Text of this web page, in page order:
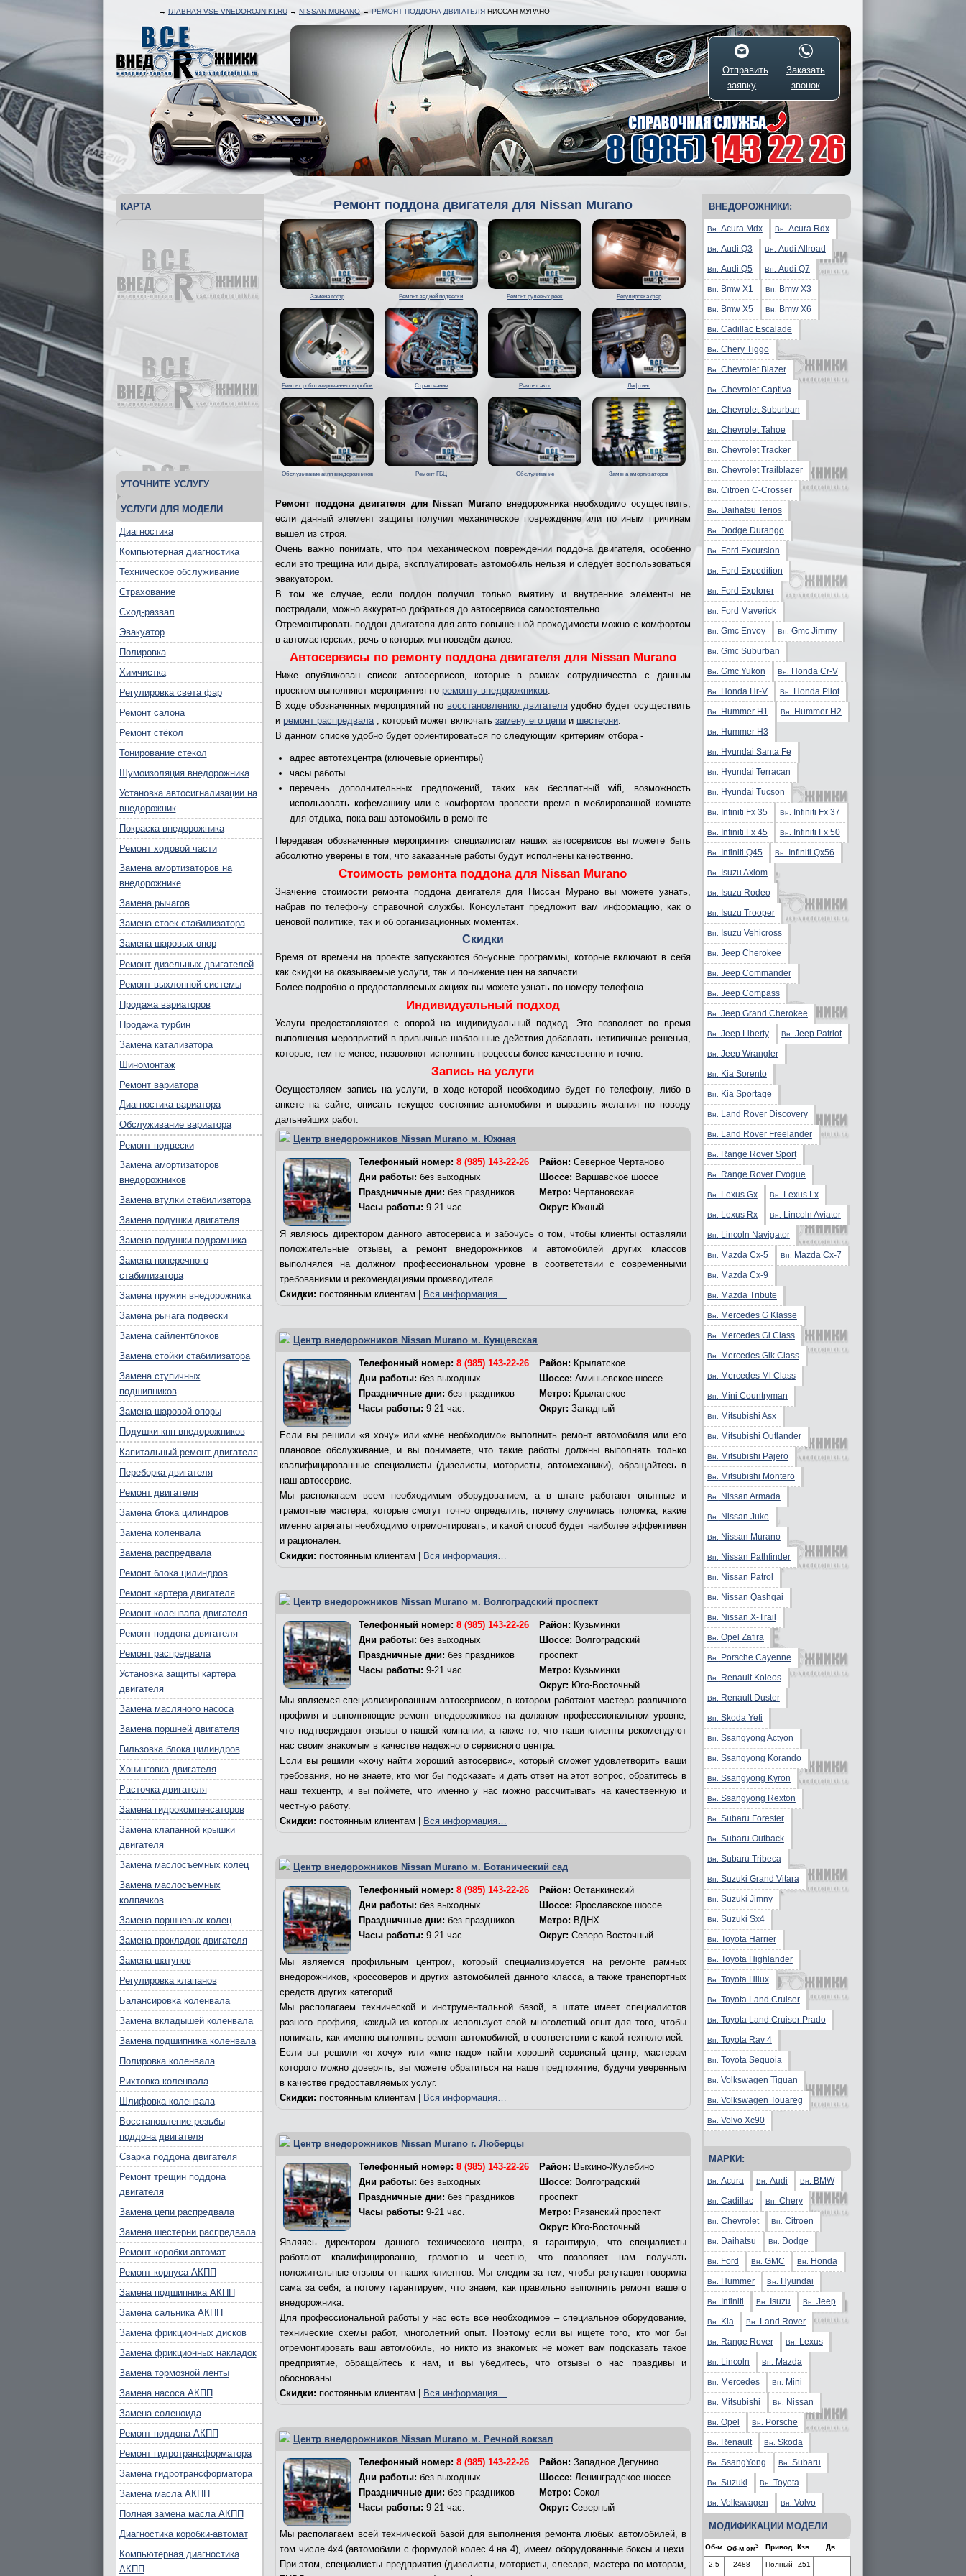
→ ГЛАВНАЯ VSE-VNEDOROJNIKI.RU → NISSAN MURANO → РЕМОНТ ПОДДОНА ДВИГАТЕЛЯ НИССАН МУРАНО
Отправить
заявку
Заказать
звонок
Ремонт поддона двигателя для Nissan Murano
Замена гофр Ремонт задней подвески Ремонт рулевых реек Регулировка фар
Ремонт роботизированных коробок Страхование Ремонт акпп Лифтинг
Обслуживание акпп внедорожников Ремонт ГБЦ Обслуживание Замена амортизаторов
Ремонт поддона двигателя для Nissan Murano внедорожника необходимо осуществить,
если данный элемент защиты получил механическое повреждение или по иным причинам
вышел из строя.
Очень важно понимать, что при механическом повреждении поддона двигателя, особенно
если это трещина или дыра, эксплуатировать автомобиль нельзя и следует воспользоваться
эвакуатором.
В том же случае, если поддон получил только вмятину и внутренние элементы не
пострадали, можно аккуратно добраться до автосервиса самостоятельно.
Отремонтировать поддон двигателя для авто повышенной проходимости можно с комфортом
в автомастерских, речь о которых мы поведём далее.
Автосервисы по ремонту поддона двигателя для Nissan Murano
Ниже опубликован список автосервисов, которые в рамках сотрудничества с данным
проектом выполняют мероприятия поремонту внедорожников.
В ходе обозначенных мероприятий по восстановлению двигателяудобно будет осуществить
иремонт распредвала, который может включатьзамену его цепи и шестерни.
В данном списке удобно будет ориентироваться по следующим критериям отбора -
адрес автотехцентра (ключевые ориентиры)
часы работы
перечень дополнительных предложений, таких как бесплатный wifi, возможность
использовать кофемашину или с комфортом провести время в меблированной комнате
для отдыха, пока ваш автомобиль в ремонте
Передавая обозначенные мероприятия специалистам наших автосервисов вы можете быть
абсолютно уверены в том, что заказанные работы будут исполнены качественно.
Стоимость ремонта поддона для Nissan Murano
Значение стоимости ремонта поддона двигателя для Ниссан Мурано вы можете узнать,
набрав по телефону справочной службы. Консультант предложит вам информацию, как о
ценовой политике, так и об организационных моментах.
Скидки
Время от времени на проекте запускаются бонусные программы, которые включают в себя
как скидки на оказываемые услуги, так и понижение цен на запчасти.
Более подробно о предоставляемых акциях вы можете узнать по номеру телефона.
Индивидуальный подход
Услуги предоставляются с опорой на индивидуальный подход. Это позволяет во время
выполнения мероприятий в привычные шаблонные действия добавлять нетипичные решения,
которые, тем не менее, позволяют исполнить процессы более качественно и точно.
Запись на услуги
Осуществляем запись на услуги, в ходе которой необходимо будет по телефону, либо в
анкете на сайте, описать текущее состояние автомобиля и выразить желания по поводу
дальнейших работ.
Центр внедорожников Nissan Murano м. Южная
Телефонный номер:8 (985) 143-22-26
Дни работы: без выходных
Праздничные дни: без праздников
Часы работы: 9-21 час.
Район: Северное Чертаново
Шоссе: Варшавское шоссе
Метро: Чертановская
Округ: Южный
Я являюсь директором данного автосервиса и забочусь о том, чтобы клиенты оставляли
положительные отзывы, а ремонт внедорожников и автомобилей других классов
выполнялся на должном профессиональном уровне в соответствии с современными
требованиями и рекомендациями производителя.
Скидки: постоянным клиентам | Вся информация…
Центр внедорожников Nissan Murano м. Кунцевская
Телефонный номер:8 (985) 143-22-26
Дни работы: без выходных
Праздничные дни: без праздников
Часы работы: 9-21 час.
Район: Крылатское
Шоссе: Аминьевское шоссе
Метро: Крылатское
Округ: Западный
Если вы решили «я хочу» или «мне необходимо» выполнить ремонт автомобиля или его
плановое обслуживание, и вы понимаете, что такие работы должны выполнять только
квалифицированные специалисты (дизелисты, мотористы, автомеханики), обращайтесь в
наш автосервис.
Мы располагаем всем необходимым оборудованием, а в штате работают опытные и
грамотные мастера, которые смогут точно определить, почему случилась поломка, какие
именно агрегаты необходимо отремонтировать, и какой способ будет наиболее эффективен
и рационален.
Скидки: постоянным клиентам | Вся информация…
Центр внедорожников Nissan Murano м. Волгоградский проспект
Телефонный номер:8 (985) 143-22-26
Дни работы: без выходных
Праздничные дни: без праздников
Часы работы: 9-21 час.
Район: Кузьминки
Шоссе: Волгоградский
проспект
Метро: Кузьминки
Округ: Юго-Восточный
Мы являемся специализированным автосервисом, в котором работают мастера различного
профиля и выполняющие ремонт внедорожников на должном профессиональном уровне,
что подтверждают отзывы о нашей компании, а также то, что наши клиенты рекомендуют
нас своим знакомым в качестве надежного сервисного центра.
Если вы решили «хочу найти хороший автосервис», который сможет удовлетворить ваши
требования, но не знаете, кто мог бы подсказать и дать ответ на этот вопрос, обратитесь в
наш техцентр, и вы поймете, что именно у нас можно рассчитывать на качественную и
честную работу.
Скидки: постоянным клиентам | Вся информация…
Центр внедорожников Nissan Murano м. Ботанический сад
Телефонный номер:8 (985) 143-22-26
Дни работы: без выходных
Праздничные дни: без праздников
Часы работы: 9-21 час.
Район: Останкинский
Шоссе: Ярославское шоссе
Метро: ВДНХ
Округ: Северо-Восточный
Мы являемся профильным центром, который специализируется на ремонте рамных
внедорожников, кроссоверов и других автомобилей данного класса, а также транспортных
средств других категорий.
Мы располагаем технической и инструментальной базой, в штате имеет специалистов
разного профиля, каждый из которых использует свой многолетний опыт для того, чтобы
понимать, как именно выполнять ремонт автомобилей, в соответствии с какой технологией.
Если вы решили «я хочу» или «мне надо» найти хороший сервисный центр, мастерам
которого можно доверять, вы можете обратиться на наше предприятие, будучи уверенным
в качестве предоставляемых услуг.
Скидки: постоянным клиентам | Вся информация…
Центр внедорожников Nissan Murano г. Люберцы
Телефонный номер:8 (985) 143-22-26
Дни работы: без выходных
Праздничные дни: без праздников
Часы работы: 9-21 час.
Район: Выхино-Жулебино
Шоссе: Волгоградский
проспект
Метро: Рязанский проспект
Округ: Юго-Восточный
Являясь директором данного технического центра, я гарантирую, что специалисты
работают квалифицированно, грамотно и честно, что позволяет нам получать
положительные отзывы от наших клиентов. Мы следим за тем, чтобы репутация говорила
сама за себя, а потому гарантируем, что знаем, как правильно выполнить ремонт вашего
внедорожника.
Для профессиональной работы у нас есть все необходимое – специальное оборудование,
технические схемы работ, многолетний опыт. Поэтому если вы ищете того, кто мог бы
отремонтировать ваш автомобиль, но никто из знакомых не может вам подсказать такое
предприятие, обращайтесь к нам, и вы убедитесь, что отзывы о нас правдивы и
обоснованы.
Скидки: постоянным клиентам | Вся информация…
Центр внедорожников Nissan Murano м. Речной вокзал
Телефонный номер:8 (985) 143-22-26
Дни работы: без выходных
Праздничные дни: без праздников
Часы работы: 9-21 час.
Район: Западное Дегунино
Шоссе: Ленинградское шоссе
Метро: Сокол
Округ: Северный
Мы располагаем всей технической базой для выполнения ремонта любых автомобилей, в
том числе 4х4 (автомобили с формулой колес 4 на 4), имеем оборудованные боксы и цехи.
При этом, специалисты предприятия (дизелисты, мотористы, слесаря, мастера по моторам,
КАРТА
УТОЧНИТЕ УСЛУГУ
УСЛУГИ ДЛЯ МОДЕЛИ
Диагностика
Компьютерная диагностика
Техническое обслуживание
Страхование
Сход-развал
Эвакуатор
Полировка
Химчистка
Регулировка света фар
Ремонт салона
Ремонт стёкол
Тонирование стекол
Шумоизоляция внедорожника
Установка автосигнализации на
внедорожник
Покраска внедорожника
Ремонт ходовой части
Замена амортизаторов на
внедорожнике
Замена рычагов
Замена стоек стабилизатора
Замена шаровых опор
Ремонт дизельных двигателей
Ремонт выхлопной системы
Продажа вариаторов
Продажа турбин
Замена катализатора
Шиномонтаж
Ремонт вариатора
Диагностика вариатора
Обслуживание вариатора
Ремонт подвески
Замена амортизаторов
внедорожников
Замена втулки стабилизатора
Замена подушки двигателя
Замена подушки подрамника
Замена поперечного
стабилизатора
Замена пружин внедорожника
Замена рычага подвески
Замена сайлентблоков
Замена стойки стабилизатора
Замена ступичных
подшипников
Замена шаровой опоры
Подушки кпп внедорожников
Капитальный ремонт двигателя
Переборка двигателя
Ремонт двигателя
Замена блока цилиндров
Замена коленвала
Замена распредвала
Ремонт блока цилиндров
Ремонт картера двигателя
Ремонт коленвала двигателя
Ремонт поддона двигателя
Ремонт распредвала
Установка защиты картера
двигателя
Замена масляного насоса
Замена поршней двигателя
Гильзовка блока цилиндров
Хонинговка двигателя
Расточка двигателя
Замена гидрокомпенсаторов
Замена клапанной крышки
двигателя
Замена маслосъемных колец
Замена маслосъемных
колпачков
Замена поршневых колец
Замена прокладок двигателя
Замена шатунов
Регулировка клапанов
Балансировка коленвала
Замена вкладышей коленвала
Замена подшипника коленвала
Полировка коленвала
Рихтовка коленвала
Шлифовка коленвала
Восстановление резьбы
поддона двигателя
Сварка поддона двигателя
Ремонт трещин поддона
двигателя
Замена цепи распредвала
Замена шестерни распредвала
Ремонт коробки-автомат
Ремонт корпуса АКПП
Замена подшипника АКПП
Замена сальника АКПП
Замена фрикционных дисков
Замена фрикционных накладок
Замена тормозной ленты
Замена насоса АКПП
Замена соленоида
Ремонт поддона АКПП
Ремонт гидротрансформатора
Замена гидротрансформатора
Замена масла АКПП
Полная замена масла АКПП
Диагностика коробки-автомат
Компьютерная диагностика
АКПП
ВНЕДОРОЖНИКИ:
Вн. Acura Mdx Вн. Acura Rdx
Вн. Audi Q3 Вн. Audi Allroad
Вн. Audi Q5 Вн. Audi Q7
Вн. Bmw X1 Вн. Bmw X3
Вн. Bmw X5 Вн. Bmw X6
Вн. Cadillac Escalade
Вн. Chery Tiggo
Вн. Chevrolet Blazer
Вн. Chevrolet Captiva
Вн. Chevrolet Suburban
Вн. Chevrolet Tahoe
Вн. Chevrolet Tracker
Вн. Chevrolet Trailblazer
Вн. Citroen C-Crosser
Вн. Daihatsu Terios
Вн. Dodge Durango
Вн. Ford Excursion
Вн. Ford Expedition
Вн. Ford Explorer
Вн. Ford Maverick
Вн. Gmc Envoy Вн. Gmc Jimmy
Вн. Gmc Suburban
Вн. Gmc Yukon Вн. Honda Cr-V
Вн. Honda Hr-V Вн. Honda Pilot
Вн. Hummer H1 Вн. Hummer H2
Вн. Hummer H3
Вн. Hyundai Santa Fe
Вн. Hyundai Terracan
Вн. Hyundai Tucson
Вн. Infiniti Fx 35 Вн. Infiniti Fx 37
Вн. Infiniti Fx 45 Вн. Infiniti Fx 50
Вн. Infiniti Q45 Вн. Infiniti Qx56
Вн. Isuzu Axiom
Вн. Isuzu Rodeo
Вн. Isuzu Trooper
Вн. Isuzu Vehicross
Вн. Jeep Cherokee
Вн. Jeep Commander
Вн. Jeep Compass
Вн. Jeep Grand Cherokee
Вн. Jeep Liberty Вн. Jeep Patriot
Вн. Jeep Wrangler
Вн. Kia Sorento
Вн. Kia Sportage
Вн. Land Rover Discovery
Вн. Land Rover Freelander
Вн. Range Rover Sport
Вн. Range Rover Evogue
Вн. Lexus Gx Вн. Lexus Lx
Вн. Lexus Rx Вн. Lincoln Aviator
Вн. Lincoln Navigator
Вн. Mazda Cx-5 Вн. Mazda Cx-7
Вн. Mazda Cx-9
Вн. Mazda Tribute
Вн. Mercedes G Klasse
Вн. Mercedes Gl Class
Вн. Mercedes Glk Class
Вн. Mercedes Ml Class
Вн. Mini Countryman
Вн. Mitsubishi Asx
Вн. Mitsubishi Outlander
Вн. Mitsubishi Pajero
Вн. Mitsubishi Montero
Вн. Nissan Armada
Вн. Nissan Juke
Вн. Nissan Murano
Вн. Nissan Pathfinder
Вн. Nissan Patrol
Вн. Nissan Qashqai
Вн. Nissan X-Trail
Вн. Opel Zafira
Вн. Porsche Cayenne
Вн. Renault Koleos
Вн. Renault Duster
Вн. Skoda Yeti
Вн. Ssangyong Actyon
Вн. Ssangyong Korando
Вн. Ssangyong Kyron
Вн. Ssangyong Rexton
Вн. Subaru Forester
Вн. Subaru Outback
Вн. Subaru Tribeca
Вн. Suzuki Grand Vitara
Вн. Suzuki Jimny
Вн. Suzuki Sx4
Вн. Toyota Harrier
Вн. Toyota Highlander
Вн. Toyota Hilux
Вн. Toyota Land Cruiser
Вн. Toyota Land Cruiser Prado
Вн. Toyota Rav 4
Вн. Toyota Sequoia
Вн. Volkswagen Tiguan
Вн. Volkswagen Touareg
Вн. Volvo Xc90
МАРКИ:
Вн. Acura Вн. Audi Вн. BMW
Вн. Cadillac Вн. Chery
Вн. Chevrolet Вн. Citroen
Вн. Daihatsu Вн. Dodge
Вн. Ford Вн. GMC Вн. Honda
Вн. Hummer Вн. Hyundai
Вн. Infiniti Вн. Isuzu Вн. Jeep
Вн. Kia Вн. Land Rover
Вн. Range Rover Вн. Lexus
Вн. Lincoln Вн. Mazda
Вн. Mercedes Вн. Mini
Вн. Mitsubishi Вн. Nissan
Вн. Opel Вн. Porsche
Вн. Renault Вн. Skoda
Вн. SsangYong Вн. Subaru
Вн. Suzuki Вн. Toyota
Вн. Volkswagen Вн. Volvo
МОДИФИКАЦИИ МОДЕЛИ
Об-м Об-м см3 Привод Кзв. Дв.
2.5 2488 Полный Z51